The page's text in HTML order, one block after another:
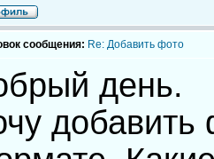
сообщения: Re: Добавить фото
день.